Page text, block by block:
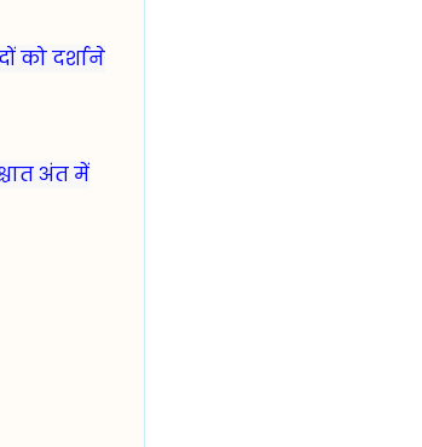
को दर्शाने
अंत में